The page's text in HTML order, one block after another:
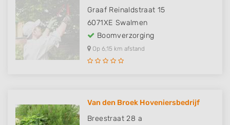
Graaf Reinaldstraat 15
6071XE Swalmen
Boomverzorging
Op 6,15 km afstand
Van den Broek Hoveniersbedrijf
Breestraat 28 a